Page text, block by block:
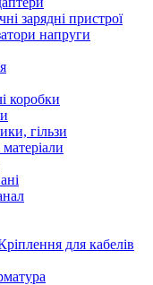
зарядні пристрої
напруги
коробки
гільзи
матеріали
для кабелів